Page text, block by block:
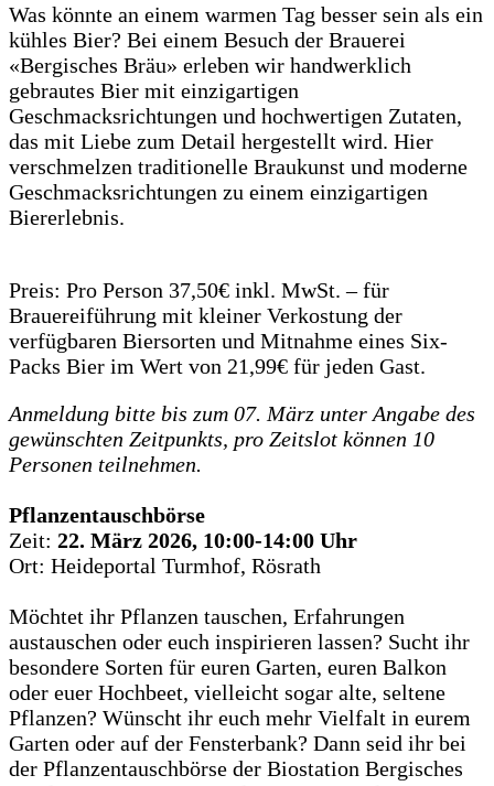
Was könnte an einem warmen Tag besser sein als ein
kühles Bier? Bei einem Besuch der Brauerei
«Bergisches Bräu» erleben wir handwerklich
gebrautes Bier mit einzigartigen
Geschmacksrichtungen und hochwertigen Zutaten,
das mit Liebe zum Detail hergestellt wird. Hier
verschmelzen traditionelle Braukunst und moderne
Geschmacksrichtungen zu einem einzigartigen
Biererlebnis.
Preis: Pro Person 37,50€ inkl. MwSt. – für
Brauereiführung mit kleiner Verkostung der
verfügbaren Biersorten und Mitnahme eines Six-
Packs Bier im Wert von 21,99€ für jeden Gast.
Anmeldung bitte bis zum 07. März unter Angabe des
gewünschten Zeitpunkts, pro Zeitslot können 10
Personen teilnehmen.
Pflanzentauschbörse
Zeit: 22. März 2026, 10:00-14:00 Uhr
Ort: Heideportal Turmhof, Rösrath
Möchtet ihr Pflanzen tauschen, Erfahrungen
austauschen oder euch inspirieren lassen? Sucht ihr
besondere Sorten für euren Garten, euren Balkon
oder euer Hochbeet, vielleicht sogar alte, seltene
Pflanzen? Wünscht ihr euch mehr Vielfalt in eurem
Garten oder auf der Fensterbank? Dann seid ihr bei
der Pflanzentauschbörse der Biostation Bergisches